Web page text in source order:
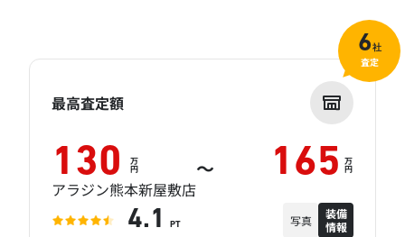
最高査定額
130 万
円 ～ 165 万
円
アラジン熊本新屋敷店
4.1 PT 写真
装備
情報
6社
査定